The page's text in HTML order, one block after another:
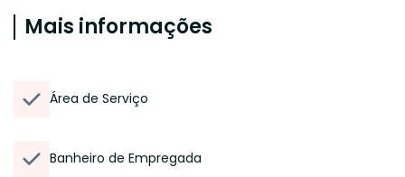
Mais informações
Área de Serviço
Banheiro de Empregada